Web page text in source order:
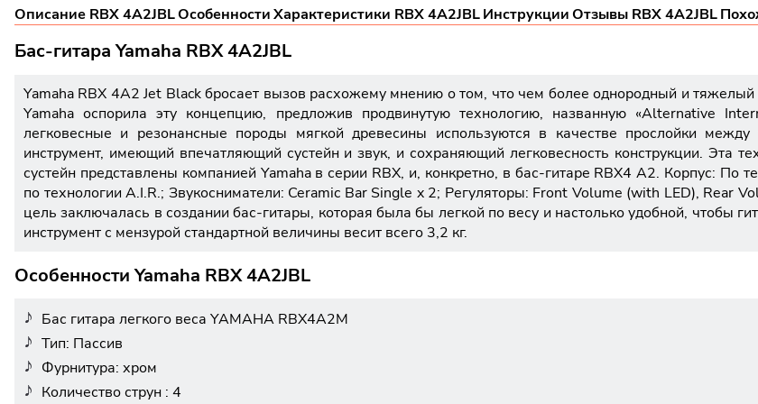
Описание RBX 4A2JBLОсобенностиХарактеристики RBX 4A2JBLИнструкцииОтзывы RBX 4A2JBL
Бас-гитара Yamaha RBX 4A2JBL
Yamaha RBX 4A2 Jet Black бросает вызов расхожему мнению о том, что чем более однородный и
Yamaha оспорила эту концепцию, предложив продвинутую технологию, названную «Alternative
легковесные и резонансные породы мягкой древесины используются в качестве прослойки
инструмент, имеющий впечатляющий сустейн и звук, и сохраняющий легковесность конструкции. Эта
сустейн представлены компанией Yamaha в серии RBX, и, конкретно, в бас-гитаре RBX4 A2. Корпус:
по технологии A.I.R.; Звукосниматели: Ceramic Bar Single x 2; Регуляторы: Front Volume (with LED), Rear
цель заключалась в создании бас-гитары, которая была бы легкой по весу и настолько удобной, чтобы
инструмент с мензурой стандартной величины весит всего 3,2 кг.
Особенности Yamaha RBX 4A2JBL
Бас гитара легкого веса YAMAHA RBX4A2M
Тип: Пассив
Фурнитура: хром
Количество струн : 4